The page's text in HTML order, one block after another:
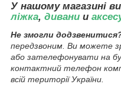
У нашому магазині
ліжка, дивани и
Не змогли
передзвоним. Ви можете
або зателефонувати на
контактний телефон
всій території України.